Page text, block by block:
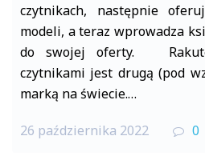
czytnikach, następnie
modeli, a teraz wprowadza
do swojej oferty.
czytnikami jest drugą (pod
marką na świecie.…
26 października 2022 0